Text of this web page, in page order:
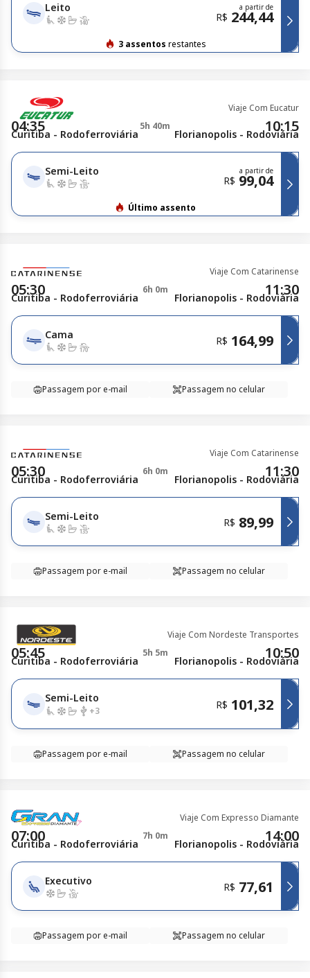
Leito a partir de
R$ 244,44
3 assentos restantes
Viaje Com Eucatur
04:35 5h 40m 10:15
Curitiba - Rodoferroviária Florianopolis - Rodoviária
Semi-Leito a partir de
R$ 99,04
Último assento
Viaje Com Catarinense
05:30 6h 0m 11:30
Curitiba - Rodoferroviária Florianopolis - Rodoviária
Cama R$ 164,99
Passagem por e-mail Passagem no celular
Viaje Com Catarinense
05:30 6h 0m 11:30
Curitiba - Rodoferroviária Florianopolis - Rodoviária
Semi-Leito R$ 89,99
Passagem por e-mail Passagem no celular
Viaje Com Nordeste Transportes
05:45 5h 5m 10:50
Curitiba - Rodoferroviária Florianopolis - Rodoviária
Semi-Leito
+3 R$ 101,32
Passagem por e-mail Passagem no celular
Viaje Com Expresso Diamante
07:00 7h 0m 14:00
Curitiba - Rodoferroviária Florianopolis - Rodoviária
Executivo R$ 77,61
Passagem por e-mail Passagem no celular